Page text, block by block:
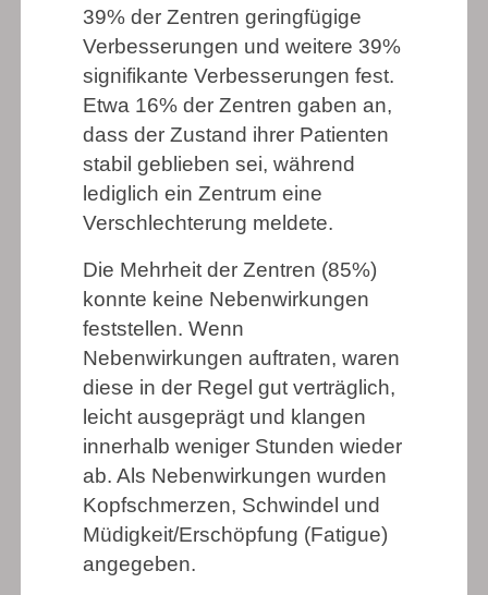
39% der Zentren geringfügige
Verbesserungen und weitere 39%
signifikante Verbesserungen fest.
Etwa 16% der Zentren gaben an,
dass der Zustand ihrer Patienten
stabil geblieben sei, während
lediglich ein Zentrum eine
Verschlechterung meldete.
Die Mehrheit der Zentren (85%)
konnte keine Nebenwirkungen
feststellen. Wenn
Nebenwirkungen auftraten, waren
diese in der Regel gut verträglich,
leicht ausgeprägt und klangen
innerhalb weniger Stunden wieder
ab. Als Nebenwirkungen wurden
Kopfschmerzen, Schwindel und
Müdigkeit/Erschöpfung (Fatigue)
angegeben.